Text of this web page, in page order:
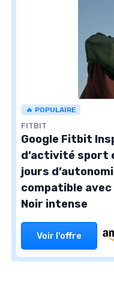
🔥 POPULAIRE
FITBIT
Google Fitbit
d’activité sport
jours
compatible avec
Noir intense
Voir l'offre